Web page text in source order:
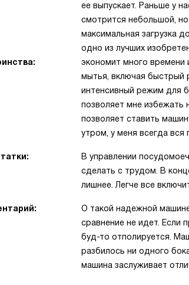
ее выпускает. Раньше у
смотрится небольшой,
максимальная загрузка
одно из лучших
экономит много времени
мытья, включая быстрый
интенсивный режим для
позволяет мне избежать
позволяет ставить
утром, у меня всегда вся
В управлении
сделать с трудом. В
лишнее. Легче все
О такой надежной
сравнение не идет. Если
буд-то отполируется.
разбилось ни одного
машина заслуживает